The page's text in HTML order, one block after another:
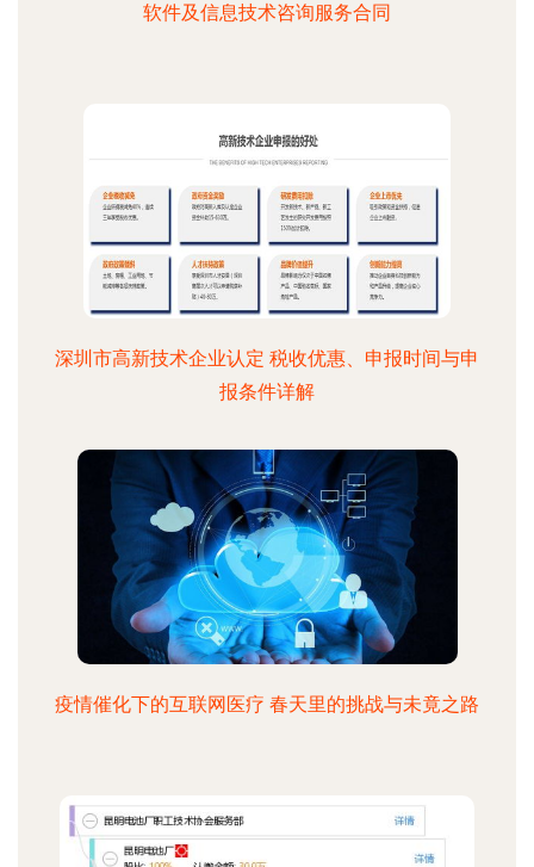
软件及信息技术咨询服务合同
深圳市高新技术企业认定 税收优惠、申报时间与申
报条件详解
疫情催化下的互联网医疗 春天里的挑战与未竟之路